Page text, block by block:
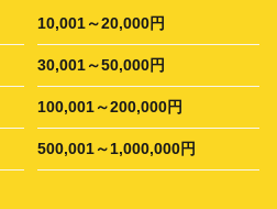
10,001～20,000円
30,001～50,000円
100,001～200,000円
500,001～1,000,000円